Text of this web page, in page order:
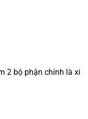
2 bộ phận chính là xi